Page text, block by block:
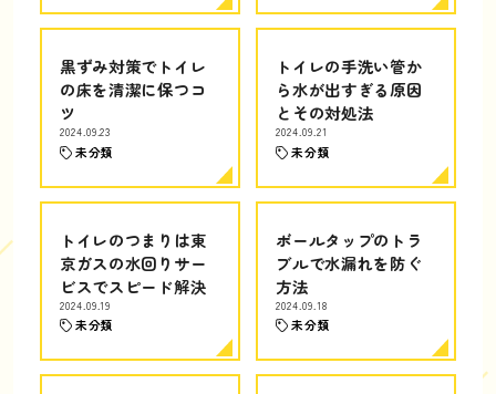
黒ずみ対策でトイレ
の床を清潔に保つコ
ツ
2024.09.23
未分類
トイレの手洗い管か
ら水が出すぎる原因
とその対処法
2024.09.21
未分類
トイレのつまりは東
京ガスの水回りサー
ビスでスピード解決
2024.09.19
未分類
ボールタップのトラ
ブルで水漏れを防ぐ
方法
2024.09.18
未分類